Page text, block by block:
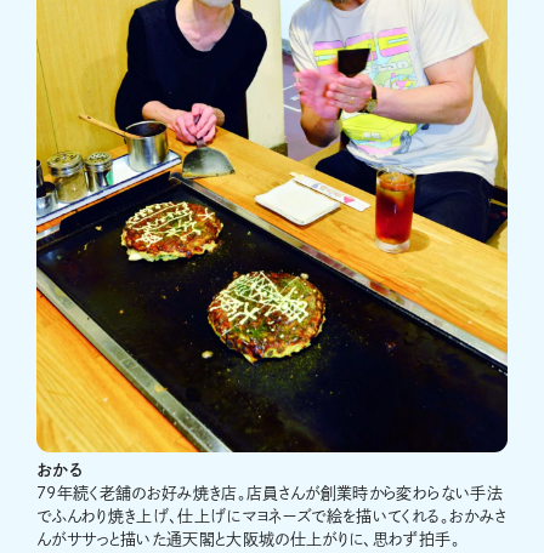
おかる
79年続く老舗のお好み焼き店。店員さんが創業時から変わらない手法
でふんわり焼き上げ、仕上げにマヨネーズで絵を描いてくれる。おかみさ
んがササっと描いた通天閣と大阪城の仕上がりに、思わず拍手。